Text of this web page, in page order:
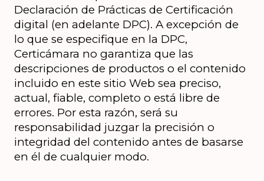
Declaración de Prácticas de Certificación
digital (en adelante DPC). A excepción de
lo que se especifique en la DPC,
Certicámara no garantiza que las
descripciones de productos o el contenido
incluido en este sitio Web sea preciso,
actual, fiable, completo o está libre de
errores. Por esta razón, será su
responsabilidad juzgar la precisión o
integridad del contenido antes de basarse
en él de cualquier modo.